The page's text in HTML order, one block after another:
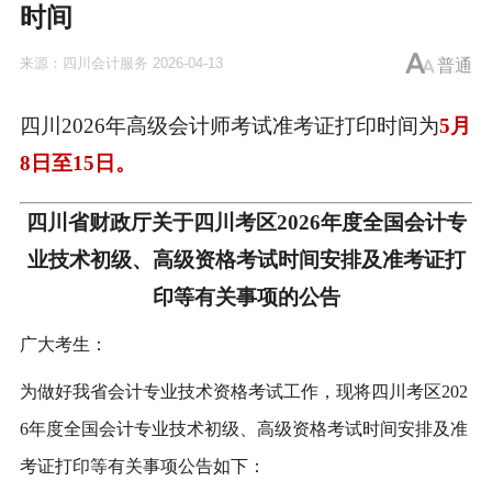
时间
普通
来源： 四川会计服务 2026-04-13
四川2026年高级会计师考试准考证打印时间为5月
8日至15日。
四川省财政厅关于四川考区2026年度全国会计专
业技术初级、高级资格考试时间安排及准考证打
印等有关事项的公告
广大考生：
为做好我省会计专业技术资格考试工作，现将四川考区202
6年度全国会计专业技术初级、高级资格考试时间安排及准
考证打印等有关事项公告如下：